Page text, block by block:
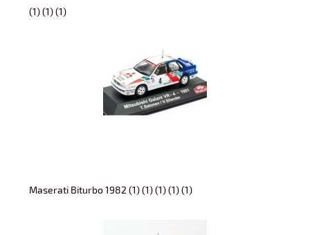
(1) (1) (1)
Maserati Biturbo 1982 (1) (1) (1) (1) (1)